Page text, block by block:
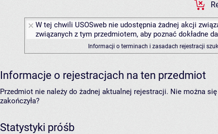
W tej chwili USOSweb nie udostępnia żadnej akcji
związanych z tym przedmiotem, aby poznać dokładne
Informacji o terminach i zasadach rejestracji
Informacje o rejestracjach na ten przedmiot
Przedmiot nie należy do żadnej aktualnej rejestracji. Nie można
zakończyła?
Statystyki próśb